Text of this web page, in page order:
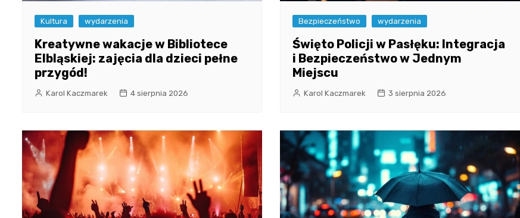
Kultura wydarzenia
Kreatywne wakacje w Bibliotece
Elbląskiej: zajęcia dla dzieci pełne
przygód!
Karol Kaczmarek 4 sierpnia 2026
Bezpieczeństwo wydarzenia
Święto Policji w Pasłęku: Integracja
i Bezpieczeństwo w Jednym
Miejscu
Karol Kaczmarek 3 sierpnia 2026